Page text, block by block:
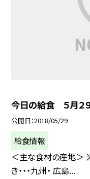
今日の給食 ５月２
公開日 2018/05/29
給食情報
＜主な食材の産地＞ 米
き・・・九州・ 広島...